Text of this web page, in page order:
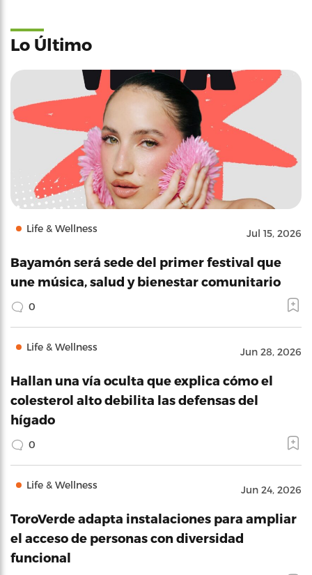
Lo Último
Life & Wellness Jul 15, 2026
Bayamón será sede del primer festival que
une música, salud y bienestar comunitario
0
Life & Wellness Jun 28, 2026
Hallan una vía oculta que explica cómo el
colesterol alto debilita las defensas del
hígado
0
Life & Wellness Jun 24, 2026
ToroVerde adapta instalaciones para ampliar
el acceso de personas con diversidad
funcional